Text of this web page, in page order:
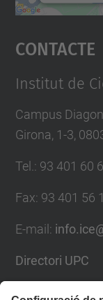
Contacte
Institut de
Campus
Girona, 1-3,
Tel. : 93 401 60
Fax: 93 401 56
E-mail:
Directori UPC
Formulari de